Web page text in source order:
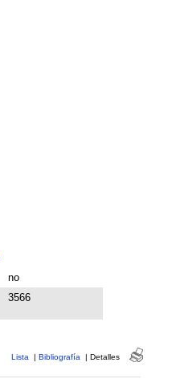
no
3566
Lista | Bibliografía | Detalles